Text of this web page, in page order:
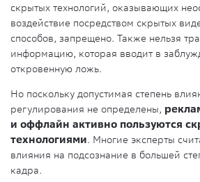
скрытых технологий, оказывающих
воздействие посредством скрытых
способов, запрещено. Также нельзя
информацию, которая вводит в
откровенную ложь.
Но поскольку допустимая степень
регулирования не определены,
и оффлайн активно пользуются
технологиями. Многие эксперты
влияния на подсознание в большей
кадра.